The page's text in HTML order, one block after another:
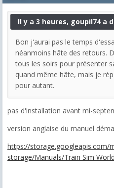
Il y a 3 heures, goupil74 a
Bon j'aurai pas le temps
néanmoins hâte des retours.
tous les soirs pour présenter
quand même hâte, mais je
pour autant.
pas d'installation avant mi-
version anglaise du manuel
https://storage.googleapis.com/
storage/Manuals/Train Sim